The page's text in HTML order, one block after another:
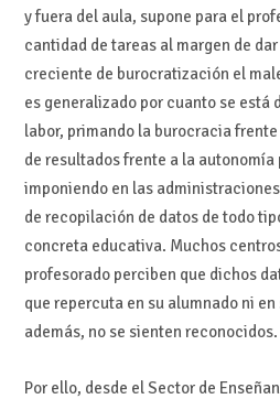
y fuera del aula, supone para el
cantidad de tareas al margen de
creciente de burocratización el
es generalizado por cuanto se está
labor, primando la burocracia
de resultados frente a la autonomía
imponiendo en las
de recopilación de datos de todo
concreta educativa. Muchos
profesorado perciben que dichos
que repercuta en su alumnado ni
además, no se sienten reconocidos.
Por ello, desde el Sector de